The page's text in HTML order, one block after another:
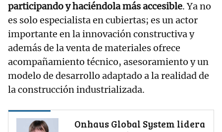
participando y haciéndola más accesible. Ya no
es solo especialista en cubiertas; es un actor
importante en la innovación constructiva y
además de la venta de materiales ofrece
acompañamiento técnico, asesoramiento y un
modelo de desarrollo adaptado a la realidad de
la construcción industrializada.
Onhaus Global System lidera